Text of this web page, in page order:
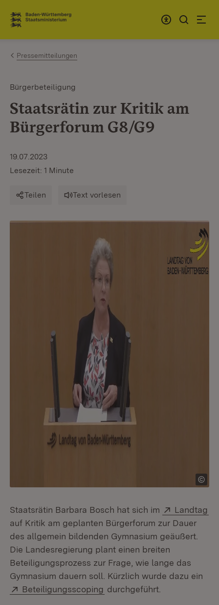
Zum Inhalt springen
Link zur Startseite
Pressemitteilungen
Bürgerbeteiligung
Staatsrätin zur Kritik am
Bürgerforum G8/G9
19.07.2023
Lesezeit: 1 Minute
Teilen Text vorlesen
Staatsrätin Barbara Bosch hat sich im Extern:
Landtag
auf Kritik am geplanten Bürgerforum zur Dauer
des allgemein bildenden Gymnasium geäußert.
Die Landesregierung plant einen breiten
Beteiligungsprozess zur Frage, wie lange das
Gymnasium dauern soll. Kürzlich wurde dazu ein
Extern:
Beteiligungsscoping (Öffnet in neuem Fenster)
durchgeführt.